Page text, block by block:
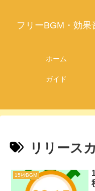
フリーBGM・効
ホーム
ガイド
リリース
15秒BGM